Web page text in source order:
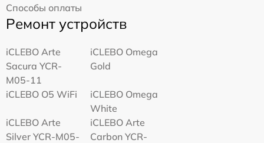
Способы оплаты
Ремонт устройств
iCLEBO Arte
Sacura YCR-
M05-11
iCLEBO Omega
Gold
iCLEBO O5 WiFi
iCLEBO Omega
White
iCLEBO Arte
Silver YCR-M05-
iCLEBO Arte
Carbon YCR-